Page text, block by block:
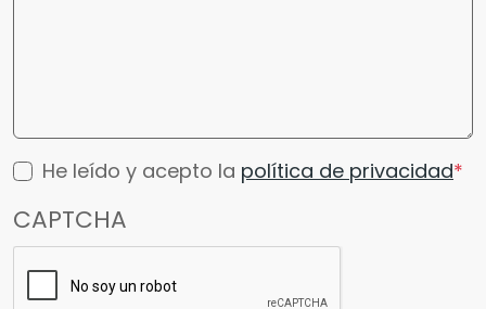
He leído y acepto la política de privacidad
CAPTCHA